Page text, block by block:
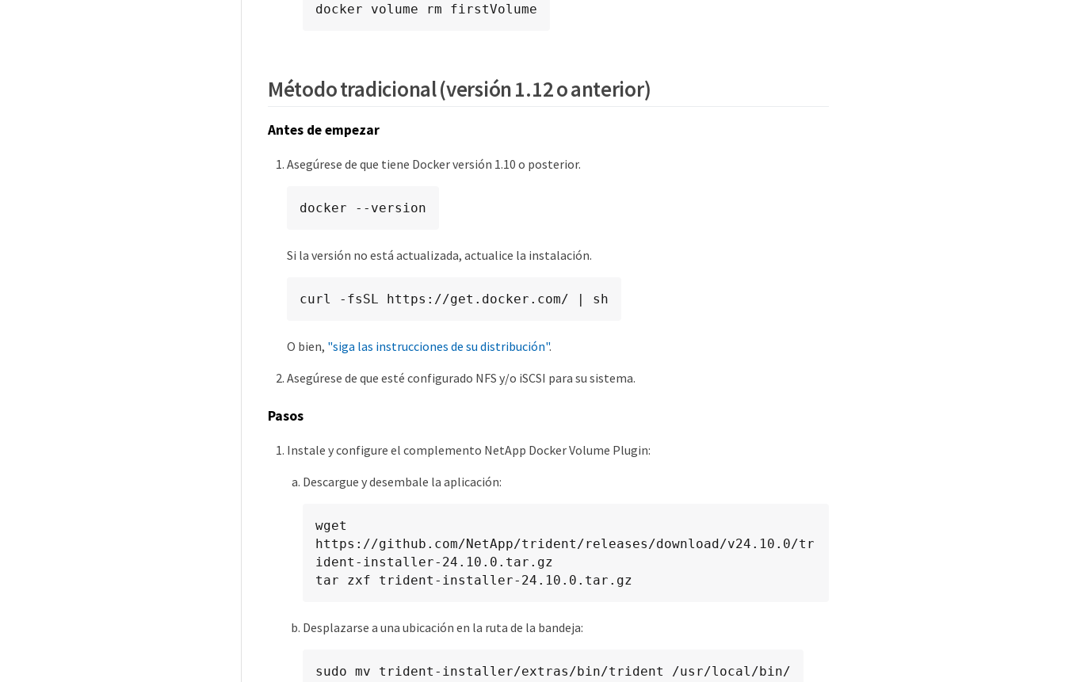
docker volume rm firstVolume
Método tradicional (versión 1.12 o anterior)
Antes de empezar
Asegúrese de que tiene Docker versión 1.10 o posterior.
docker --version
Si la versión no está actualizada, actualice la instalación.
curl -fsSL https://get.docker.com/ | sh
O bien, "siga las instrucciones de su distribución".
Asegúrese de que esté configurado NFS y/o iSCSI para su sistema.
Pasos
Instale y configure el complemento NetApp Docker Volume Plugin:
Descargue y desembale la aplicación:
wget
https://github.com/NetApp/trident/releases/download/v24.10.0/tr
ident-installer-24.10.0.tar.gz
tar zxf trident-installer-24.10.0.tar.gz
Desplazarse a una ubicación en la ruta de la bandeja:
sudo mv trident-installer/extras/bin/trident /usr/local/bin/